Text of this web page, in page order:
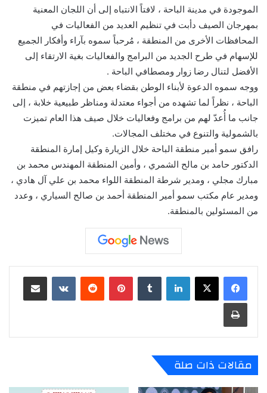
الموجودة في مدينة الباحة ، لافتاً الانتباه إلى أن اللجان المعنية
بمهرجان الصيف دأبت في تنظيم العديد من الفعاليات في
المحافظات الأخرى من المنطقة ، مُرحباً سموه بآراء وأفكار الجميع
للإسهام في طرح الجديد من البرامج والفعاليات بغية الارتقاء إلى
الأفضل لتنال رضا زوار ومصطافي الباحة .
ووجه سموه الدعوة لأبناء الوطن بقضاء بعض من إجازتهم في منطقة
الباحة ، نظراً لما تشهده من أجواء معتدلة ومناظر طبيعية خلابة ، إلى
جانب ما أُعدّ لهم من برامج وفعاليات خلال صيف هذا العام تميزت
بالشمولية والتنوع في مختلف المجالات.
رافق سمو أمير منطقة الباحة خلال الزيارة وكيل إمارة المنطقة
الدكتور حامد بن مالح الشمري ، وأمين المنطقة المهندس محمد بن
مبارك مجلي ، ومدير شرطة المنطقة اللواء محمد بن علي آل هادي ،
ومدير عام مكتب سمو أمير المنطقة أحمد بن صالح السياري ، وعدد
من المسئولين بالمنطقة.
لينكدإن بينتيريست
مقالات ذات صلة